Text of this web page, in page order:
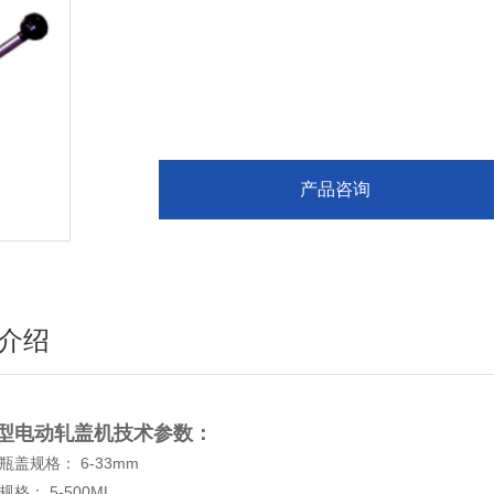
产品咨询
绍
电动轧盖机技术参数：
盖规格： 6-33mm